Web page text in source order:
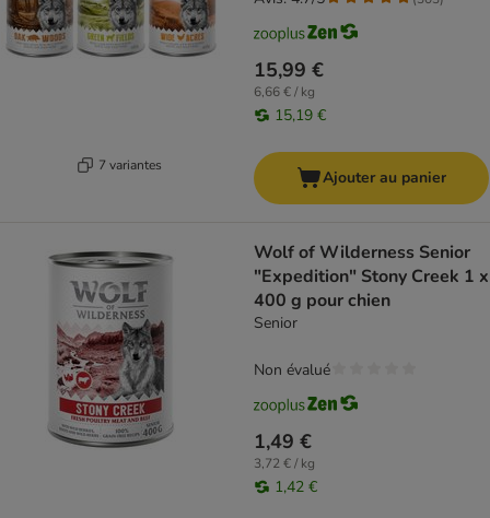
7 variantes
15,99 €
6,66 € / kg
15,19 €
Ajouter au panier
Wolf of Wilderness Senior
"Expedition" Stony Creek 1 x
400 g pour chien
Senior
1,49 €
3,72 € / kg
1,42 €
Non évalué